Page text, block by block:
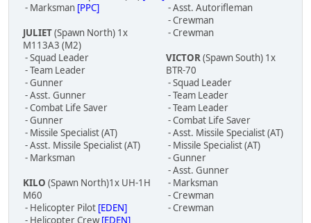
- Marksman [PPC]
JULIET(Spawn North) 1x
M113A3 (M2)
- Squad Leader
- Team Leader
- Gunner
- Asst. Gunner
- Combat Life Saver
- Gunner
- Missile Specialist (AT)
- Asst. Missile Specialist (AT)
- Marksman
KILO (Spawn North)1x UH-1H
M60
- Helicopter Pilot [EDEN]
- Helicopter Crew[EDEN]
- Asst. Autorifleman
- Crewman
- Crewman
VICTOR(Spawn South) 1x
BTR-70
- Squad Leader
- Team Leader
- Team Leader
- Combat Life Saver
- Asst. Missile Specialist (AT)
- Missile Specialist (AT)
- Gunner
- Asst. Gunner
- Marksman
- Crewman
- Crewman